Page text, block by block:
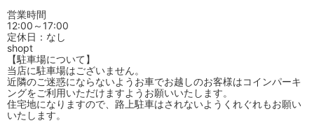
営業時間
12:00～17:00
定休日：なし
shopt
【駐車場について】
当店に駐車場はございません。
近隣のご迷惑にならないようお車でお越しのお客様はコインパーキ
ングをご利用いただけますようお願いいたします。
住宅地になりますので、路上駐車はされないようくれぐれもお願い
いたします。